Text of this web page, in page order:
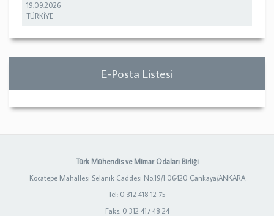
19.09.2026
TÜRKİYE
E-Posta Listesi
Türk Mühendis ve Mimar Odaları Birliği
Kocatepe Mahallesi Selanik Caddesi No:19/1 06420 Çankaya/ANKARA
Tel: 0 312 418 12 75
Faks: 0 312 417 48 24